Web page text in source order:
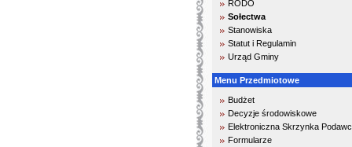
RODO
Sołectwa
Stanowiska
Statut i Regulamin
Urząd Gminy
Menu Przedmiotowe
Budżet
Decyzje środowiskowe
Elektroniczna Skrzynka
Formularze